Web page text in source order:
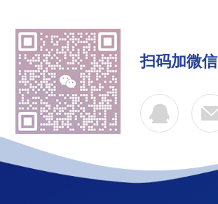
扫码加微信